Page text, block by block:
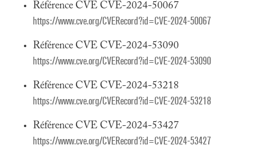
Référence CVE CVE-2024-50067
https://www.cve.org/CVERecord?id=CVE-2024-50067
Référence CVE CVE-2024-53090
https://www.cve.org/CVERecord?id=CVE-2024-53090
Référence CVE CVE-2024-53218
https://www.cve.org/CVERecord?id=CVE-2024-53218
Référence CVE CVE-2024-53427
https://www.cve.org/CVERecord?id=CVE-2024-53427